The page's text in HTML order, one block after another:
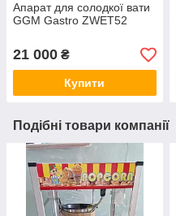
Апарат для солодкої вати
GGM Gastro ZWET52
21 000 ₴
Купити
Подібні товари компанії